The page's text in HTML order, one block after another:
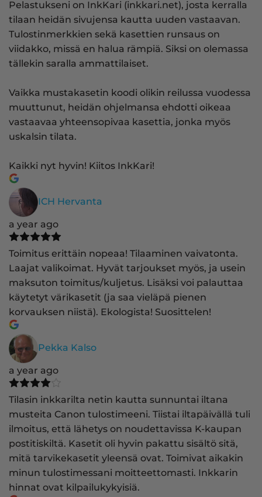
Pelastukseni on InkKari (inkkari.net), josta kerralla
tilaan heidän sivujensa kautta uuden vastaavan.
Tulostinmerkkien sekä kasettien runsaus on
viidakko, missä en halua rämpiä. Siksi on olemassa
tällekin saralla ammattilaiset.
Vaikka mustakasetin koodi olikin reilussa vuodessa
muuttunut, heidän ohjelmansa ehdotti oikeaa
vastaavaa yhteensopivaa kasettia, jonka myös
uskalsin tilata.
Kaikki nyt hyvin! Kiitos InkKari!
ICH Hervanta
a year ago
Toimitus erittäin nopeaa! Tilaaminen vaivatonta.
Laajat valikoimat. Hyvät tarjoukset myös, ja usein
maksuton toimitus/kuljetus. Lisäksi voi palauttaa
käytetyt värikasetit (ja saa vieläpä pienen
korvauksen niistä). Ekologista! Suosittelen!
Pekka Kalso
a year ago
Tilasin inkkarilta netin kautta sunnuntai iltana
musteita Canon tulostimeeni. Tiistai iltapäivällä tuli
ilmoitus, että lähetys on noudettavissa K-kaupan
postitiskiltä. Kasetit oli hyvin pakattu sisältö sitä,
mitä tarvikekasetit yleensä ovat. Toimivat aikakin
minun tulostimessani moitteettomasti. Inkkarin
hinnat ovat kilpailukykyisiä.